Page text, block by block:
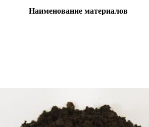
Наименование материалов